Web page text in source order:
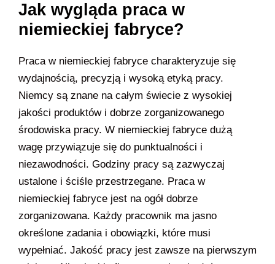
Jak wygląda praca w
niemieckiej fabryce?
Praca w niemieckiej fabryce charakteryzuje się
wydajnością, precyzją i wysoką etyką pracy.
Niemcy są znane na całym świecie z wysokiej
jakości produktów i dobrze zorganizowanego
środowiska pracy. W niemieckiej fabryce dużą
wagę przywiązuje się do punktualności i
niezawodności. Godziny pracy są zazwyczaj
ustalone i ściśle przestrzegane. Praca w
niemieckiej fabryce jest na ogół dobrze
zorganizowana. Każdy pracownik ma jasno
określone zadania i obowiązki, które musi
wypełniać. Jakość pracy jest zawsze na pierwszym